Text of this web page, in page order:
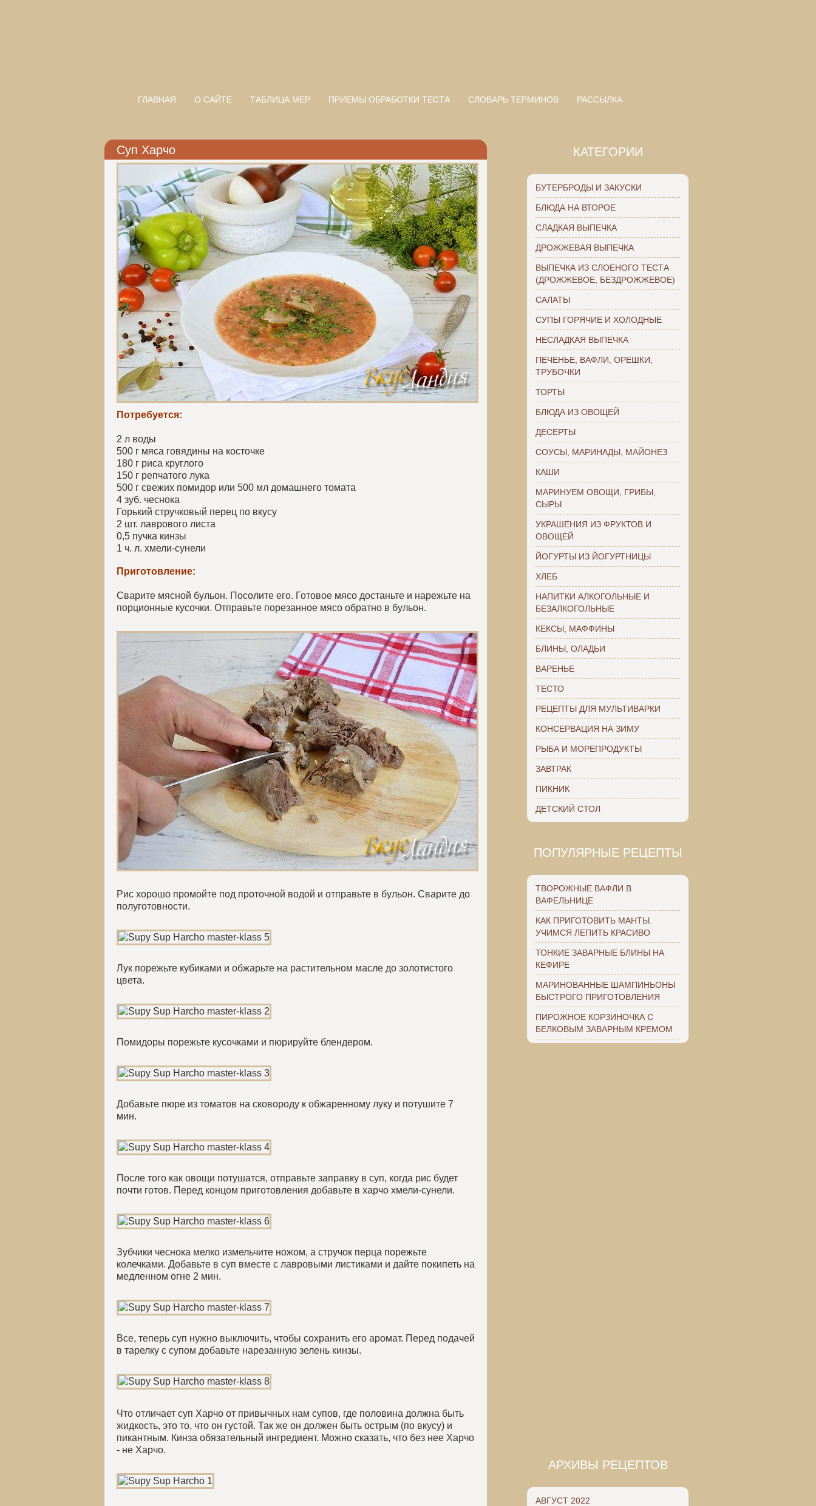
ГЛАВНАЯ О САЙТЕ ТАБЛИЦА МЕР ПРИЕМЫ ОБРАБОТКИ ТЕСТА СЛОВАРЬ ТЕРМИНОВ РАССЫЛКА
Суп Харчо
Потребуется:
2 л воды
500 г мяса говядины на косточке
180 г риса круглого
150 г репчатого лука
500 г свежих помидор или 500 мл домашнего томата
4 зуб. чеснока
Горький стручковый перец по вкусу
2 шт. лаврового листа
0,5 пучка кинзы
1 ч. л. хмели-сунели
Приготовление:
Сварите мясной бульон. Посолите его. Готовое мясо достаньте и нарежьте на
порционные кусочки. Отправьте порезанное мясо обратно в бульон.
Рис хорошо промойте под проточной водой и отправьте в бульон. Сварите до
полуготовности.
Лук порежьте кубиками и обжарьте на растительном масле до золотистого
цвета.
Помидоры порежьте кусочками и пюрируйте блендером.
Добавьте пюре из томатов на сковороду к обжаренному луку и потушите 7
мин.
После того как овощи потушатся, отправьте заправку в суп, когда рис будет
почти готов. Перед концом приготовления добавьте в харчо хмели-сунели.
Зубчики чеснока мелко измельчите ножом, а стручок перца порежьте
колечками. Добавьте в суп вместе с лавровыми листиками и дайте покипеть на
медленном огне 2 мин.
Все, теперь суп нужно выключить, чтобы сохранить его аромат. Перед подачей
в тарелку с супом добавьте нарезанную зелень кинзы.
Что отличает суп Харчо от привычных нам супов, где половина должна быть
жидкость, это то, что он густой. Так же он должен быть острым (по вкусу) и
пикантным. Кинза обязательный ингредиент. Можно сказать, что без нее Харчо
- не Харчо.
КАТЕГОРИИ
БУТЕРБРОДЫ И ЗАКУСКИ
БЛЮДА НА ВТОРОЕ
СЛАДКАЯ ВЫПЕЧКА
ДРОЖЖЕВАЯ ВЫПЕЧКА
ВЫПЕЧКА ИЗ СЛОЕНОГО ТЕСТА
(ДРОЖЖЕВОЕ, БЕЗДРОЖЖЕВОЕ)
САЛАТЫ
СУПЫ ГОРЯЧИЕ И ХОЛОДНЫЕ
НЕСЛАДКАЯ ВЫПЕЧКА
ПЕЧЕНЬЕ, ВАФЛИ, ОРЕШКИ,
ТРУБОЧКИ
ТОРТЫ
БЛЮДА ИЗ ОВОЩЕЙ
ДЕСЕРТЫ
СОУСЫ, МАРИНАДЫ, МАЙОНЕЗ
КАШИ
МАРИНУЕМ ОВОЩИ, ГРИБЫ,
СЫРЫ
УКРАШЕНИЯ ИЗ ФРУКТОВ И
ОВОЩЕЙ
ЙОГУРТЫ ИЗ ЙОГУРТНИЦЫ
ХЛЕБ
НАПИТКИ АЛКОГОЛЬНЫЕ И
БЕЗАЛКОГОЛЬНЫЕ
КЕКСЫ, МАФФИНЫ
БЛИНЫ, ОЛАДЬИ
ВАРЕНЬЕ
ТЕСТО
РЕЦЕПТЫ ДЛЯ МУЛЬТИВАРКИ
КОНСЕРВАЦИЯ НА ЗИМУ
РЫБА И МОРЕПРОДУКТЫ
ЗАВТРАК
ПИКНИК
ДЕТСКИЙ СТОЛ
ПОПУЛЯРНЫЕ РЕЦЕПТЫ
ТВОРОЖНЫЕ ВАФЛИ В
ВАФЕЛЬНИЦЕ
КАК ПРИГОТОВИТЬ МАНТЫ.
УЧИМСЯ ЛЕПИТЬ КРАСИВО
ТОНКИЕ ЗАВАРНЫЕ БЛИНЫ НА
КЕФИРЕ
МАРИНОВАННЫЕ ШАМПИНЬОНЫ
БЫСТРОГО ПРИГОТОВЛЕНИЯ
ПИРОЖНОЕ КОРЗИНОЧКА С
БЕЛКОВЫМ ЗАВАРНЫМ КРЕМОМ
АРХИВЫ РЕЦЕПТОВ
АВГУСТ 2022